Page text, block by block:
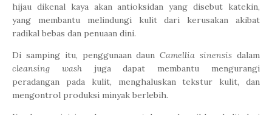
hijau dikenal kaya akan antioksidan yang disebut katekin,
yang membantu melindungi kulit dari kerusakan akibat
radikal bebas dan penuaan dini.
Di samping itu, penggunaan daunCamellia sinensis dalam
cleansing washjuga dapat membantu mengurangi
peradangan pada kulit, menghaluskan tekstur kulit, dan
mengontrol produksi minyak berlebih.